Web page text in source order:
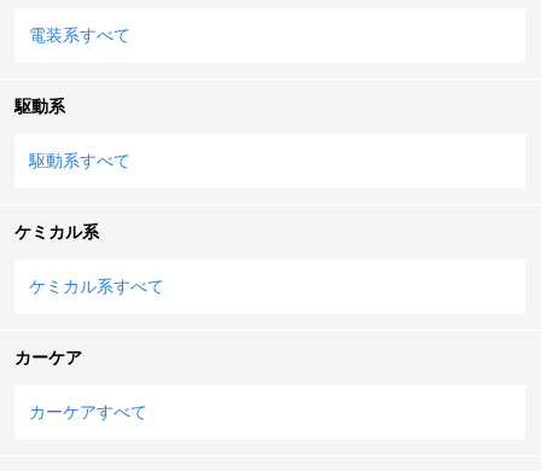
電装系すべて
駆動系
駆動系すべて
ケミカル系
ケミカル系すべて
カーケア
カーケアすべて